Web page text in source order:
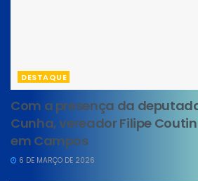
DESTAQUE
Com a presença da
Cunha, vereador Filipe
em Campos
6 DE MARÇO DE 2026